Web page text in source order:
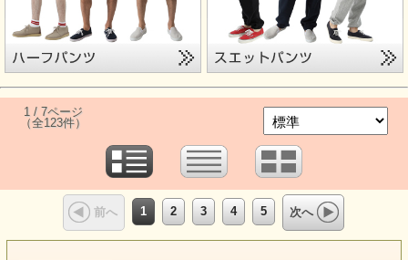
1 / 7ページ
（全123件）
前へ 1 2 3 4 5 次へ